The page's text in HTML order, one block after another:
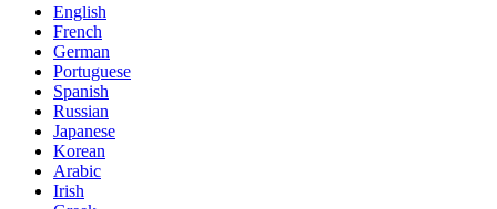
English
French
German
Portuguese
Spanish
Russian
Japanese
Korean
Arabic
Irish